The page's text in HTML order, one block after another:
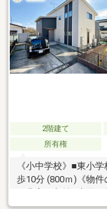
ご紹介致します。◆
お気軽にお問い合わ
2階建て
所有権
《小中学校》■東小
歩10分 (800ｍ)《物
た豊富な収納■水回
分■カスミまで徒歩